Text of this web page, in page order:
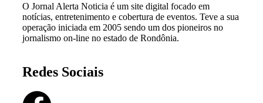
O Jornal Alerta Noticia é um site digital focado em
notícias, entretenimento e cobertura de eventos. Teve a sua
operação iniciada em 2005 sendo um dos pioneiros no
jornalismo on-line no estado de Rondônia.
Redes Sociais